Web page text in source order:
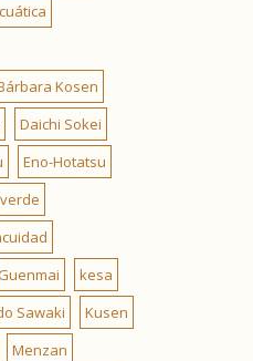
Kosen
Daichi Sokei
Eno-Hotatsu
Guenmai
kesa
Sawaki
Kusen
Menzan